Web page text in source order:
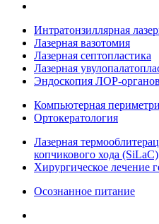
Интратонзиллярная
Лазерная вазотомия
Лазерная септопластика
Лазерная
Эндоскопия ЛОР-органов
Компьютерная
Ортокератология
Лазерная
копчикового хода (SiLaC)
Хирургическое лечение
Осознанное питание